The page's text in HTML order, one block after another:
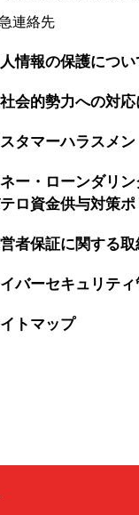
連絡先
情報の保護につい
会的勢力への対
タマーハラスメ
ー・ローンダリン
ロ資金供与対策
者保証に関する
バーセキュリテ
トマップ